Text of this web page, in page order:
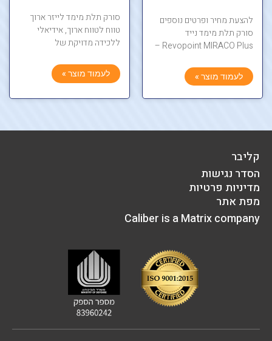
להצעת מחיר ופרטים נוספים
סורק תלת מימד נייד
Revopoint MIRACO Plus –
לעמוד מוצר »
סורק תלת מימד לייזר ארוך
טווח לטווח ארוך, אידיאלי
ללכידה מדויקת של
לעמוד מוצר »
קליבר
הסדר נגישות
מדיניות פרטיות
מפת אתר
Caliber is a Matrix company